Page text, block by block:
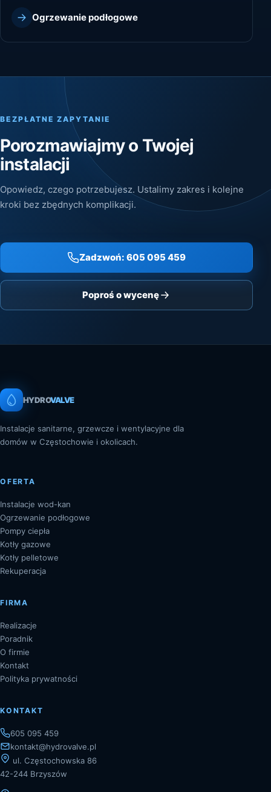
Ogrzewanie podłogowe
BEZPŁATNE ZAPYTANIE
Porozmawiajmy o Twojej
instalacji
Opowiedz, czego potrzebujesz. Ustalimy zakres i kolejne
kroki bez zbędnych komplikacji.
Zadzwoń: 605 095 459
Poproś o wycenę
HYDROVALVE
Instalacje sanitarne, grzewcze i wentylacyjne dla
domów w Częstochowie i okolicach.
OFERTA
Instalacje wod-kan
Ogrzewanie podłogowe
Pompy ciepła
Kotły gazowe
Kotły pelletowe
Rekuperacja
FIRMA
Realizacje
Poradnik
O firmie
Kontakt
Polityka prywatności
KONTAKT
605 095 459
kontakt@hydrovalve.pl
ul. Częstochowska 86
42-244 Brzyszów